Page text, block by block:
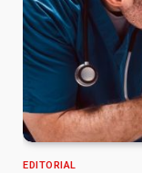
EDITORIAL